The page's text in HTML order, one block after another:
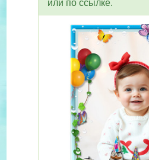
или по ссылке.